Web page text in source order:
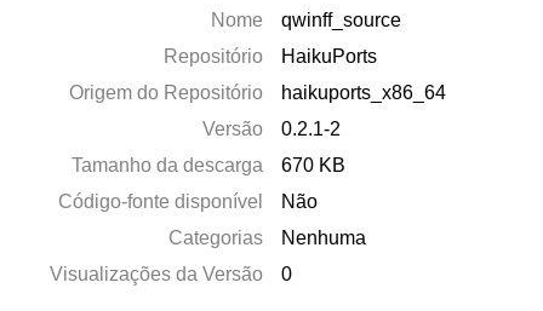
Nome
qwinff_source
Repositório
HaikuPorts
Origem do Repositório
haikuports_x86_64
Versão
0.2.1-2
Tamanho da descarga
670 KB
Código-fonte disponível
Não
Categorias
Nenhuma
Visualizações da Versão
0